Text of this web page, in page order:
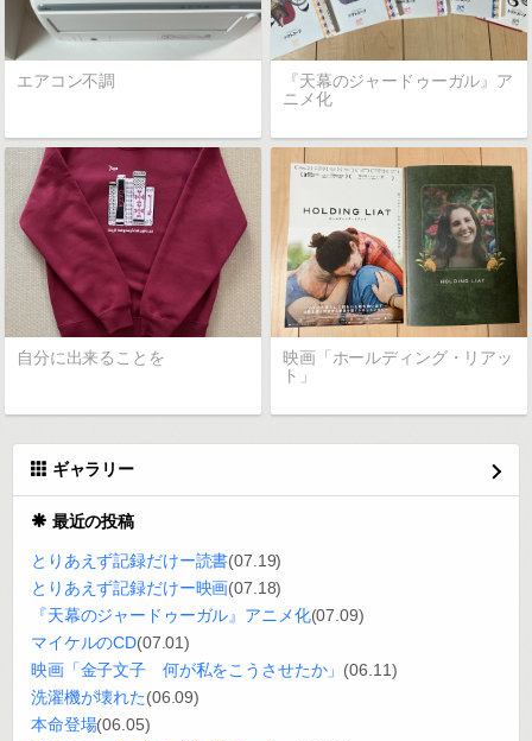
エアコン不調
『天幕のジャードゥーガル』ア
ニメ化
自分に出来ることを
映画「ホールディング・リアッ
ト」
ギャラリー
最近の投稿
とりあえず記録だけー読書(07.19)
とりあえず記録だけー映画(07.18)
『天幕のジャードゥーガル』アニメ化(07.09)
マイケルのCD(07.01)
映画「金子文子 何が私をこうさせたか」 (06.11)
洗濯機が壊れた(06.09)
本命登場(06.05)